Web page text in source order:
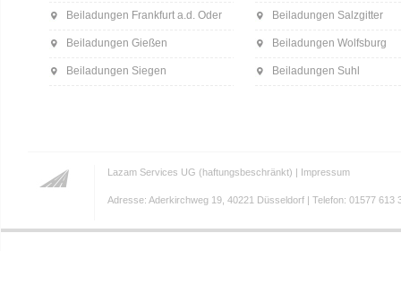
Beiladungen Frankfurt a.d. Oder
Beiladungen Gießen
Beiladungen Siegen
Beiladungen Salzgitter
Beiladungen Wolfsburg
Beiladungen Suhl
Lazam Services UG (haftungsbeschränkt) | Impressum
Adresse: Aderkirchweg 19, 40221 Düsseldorf | Telefon: 01577